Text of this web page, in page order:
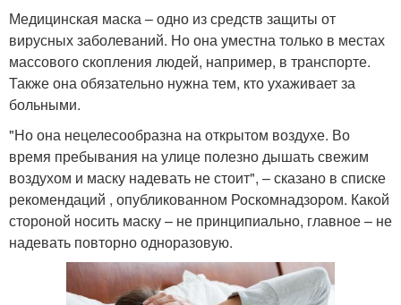
Медицинская маска – одно из средств защиты от
вирусных заболеваний. Но она уместна только в местах
массового скопления людей, например, в транспорте.
Также она обязательно нужна тем, кто ухаживает за
больными.
"Но она нецелесообразна на открытом воздухе. Во
время пребывания на улице полезно дышать свежим
воздухом и маску надевать не стоит", – сказано в списке
рекомендаций , опубликованном Роскомнадзором. Какой
стороной носить маску – не принципиально, главное – не
надевать повторно одноразовую.